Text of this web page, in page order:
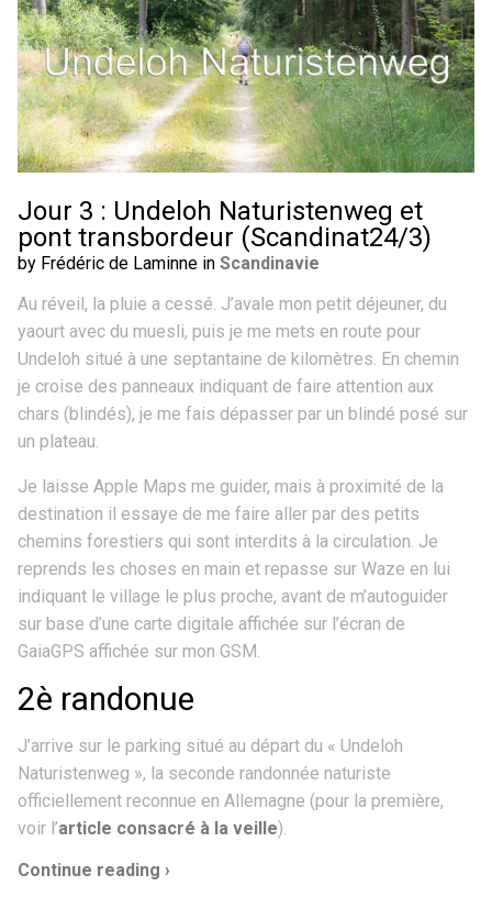
Jour 3 : Undeloh Naturistenweg et
pont transbordeur (Scandinat24/3)
by Frédéric de Laminne in Scandinavie
Au réveil, la pluie a cessé. J’avale mon petit déjeuner, du
yaourt avec du muesli, puis je me mets en route pour
Undeloh situé à une septantaine de kilomètres. En chemin
je croise des panneaux indiquant de faire attention aux
chars (blindés), je me fais dépasser par un blindé posé sur
un plateau.
Je laisse Apple Maps me guider, mais à proximité de la
destination il essaye de me faire aller par des petits
chemins forestiers qui sont interdits à la circulation. Je
reprends les choses en main et repasse sur Waze en lui
indiquant le village le plus proche, avant de m’autoguider
sur base d’une carte digitale affichée sur l’écran de
GaiaGPS affichée sur mon GSM.
2è randonue
J’arrive sur le parking situé au départ du « Undeloh
Naturistenweg », la seconde randonnée naturiste
officiellement reconnue en Allemagne (pour la première,
voir l’article consacré à la veille).
Continue reading ›